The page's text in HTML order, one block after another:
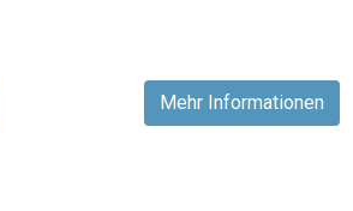
Mehr Informationen